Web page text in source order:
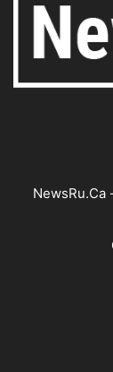
NewsRu.Ca